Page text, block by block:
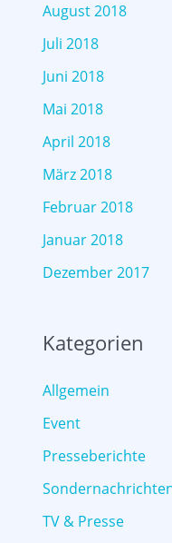
August 2018
Juli 2018
Juni 2018
Mai 2018
April 2018
März 2018
Februar 2018
Januar 2018
Dezember 2017
Kategorien
Allgemein
Event
Presseberichte
TV & Presse